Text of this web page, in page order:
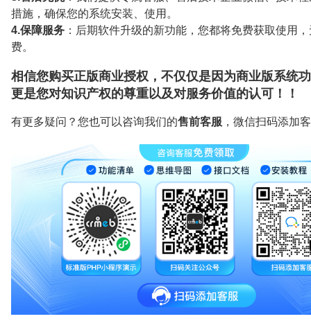
措施，确保您的系统安装、使用。
4.保障服务 ：后期软件升级的新功能，您都将免费获取使用
费。
相信您购买正版商业授权，不仅仅是因为商业版系统
更是您对知识产权的尊重以及对服务价值的认可！！
有更多疑问？您也可以咨询我们的售前客服 ，微信扫码添加